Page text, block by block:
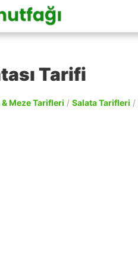
Tarifi
& Meze Tarifleri / Salata Tarifleri /